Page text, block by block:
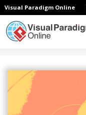
Visual Paradigm Online